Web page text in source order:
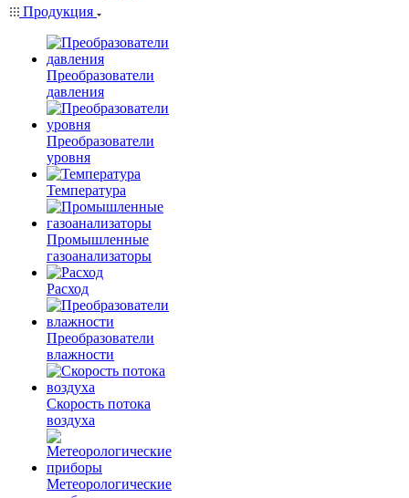
Продукция
Преобразователи
давления
Преобразователи
уровня
Температура
Промышленные
газоанализаторы
Расход
Преобразователи
влажности
Скорость потока
воздуха
Метеорологические